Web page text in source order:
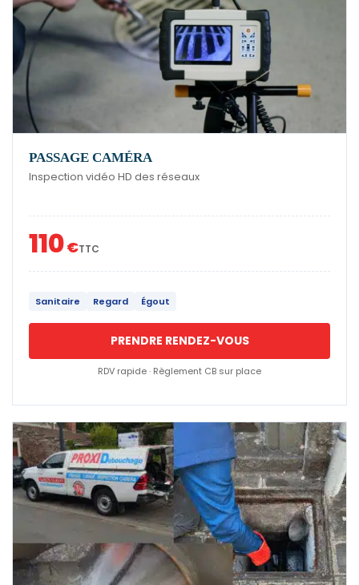
PASSAGE CAMÉRA
Inspection vidéo HD des réseaux
110€TTC
Sanitaire Regard Égout
PRENDRE RENDEZ-VOUS
RDV rapide · Règlement CB sur place